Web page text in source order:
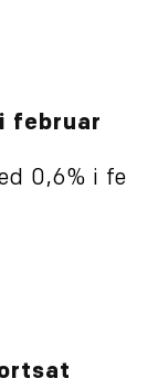
februar
0,6% i fe